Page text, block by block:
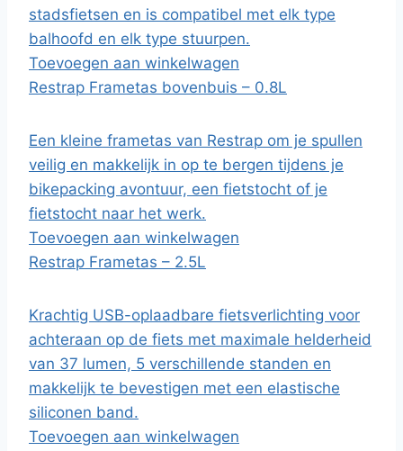
stadsfietsen en is compatibel met elk type
balhoofd en elk type stuurpen.
Toevoegen aan winkelwagen
Restrap Frametas bovenbuis – 0.8L
Een kleine frametas van Restrap om je spullen
veilig en makkelijk in op te bergen tijdens je
bikepacking avontuur, een fietstocht of je
fietstocht naar het werk.
Toevoegen aan winkelwagen
Restrap Frametas – 2.5L
Krachtig USB-oplaadbare fietsverlichting voor
achteraan op de fiets met maximale helderheid
van 37 lumen, 5 verschillende standen en
makkelijk te bevestigen met een elastische
siliconen band.
Toevoegen aan winkelwagen